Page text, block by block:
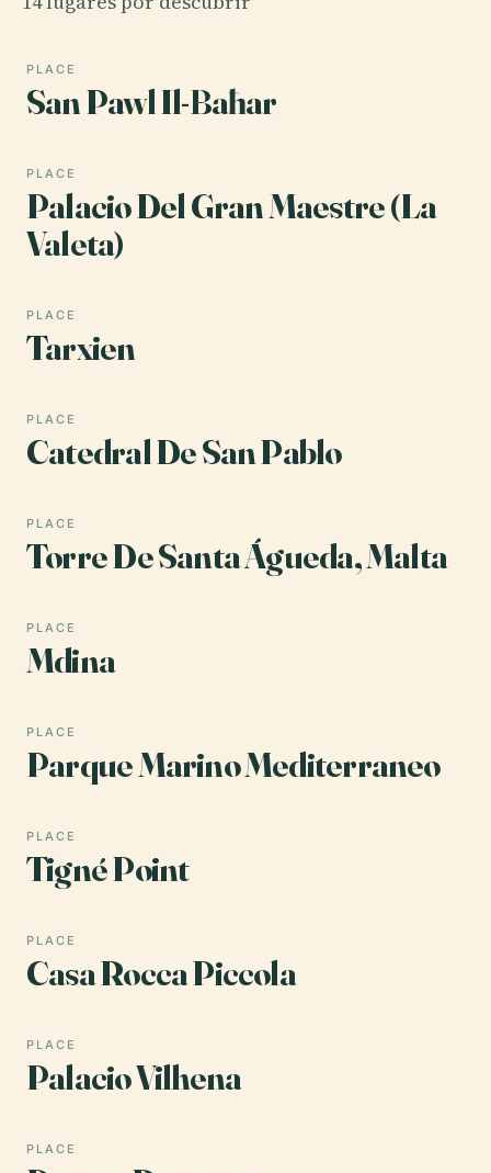
PLACE
San Pawl Il-Baħar
PLACE
Palacio Del Gran Maestre (La
Valeta)
PLACE
Tarxien
PLACE
Catedral De San Pablo
PLACE
Torre De Santa Águeda, Malta
PLACE
Mdina
PLACE
Parque Marino Mediterraneo
PLACE
Tigné Point
PLACE
Casa Rocca Piccola
PLACE
Palacio Vilhena
PLACE